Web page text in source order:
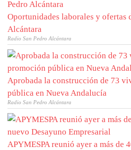
Oportunidades laborales y ofertas
Alcántara
Radio San Pedro Alcántara
Aprobada la construcción de 73
pública en Nueva Andalucía
Radio San Pedro Alcántara
APYMESPA reunió ayer a más de